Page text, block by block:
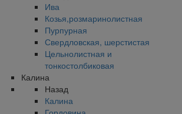
Ива
Козья,розмаринолистная
Пурпурная
Свердловская, шерстистая
Цельнолистная и
тонкостолбиковая
Калина
Назад
Калина